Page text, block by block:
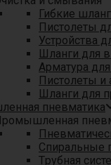
Гибкие
Пистолеты
Устройства
Шланги для
Арматура
Пистолеты и
Шланги для
пневматика
Спиральные
Tрубная